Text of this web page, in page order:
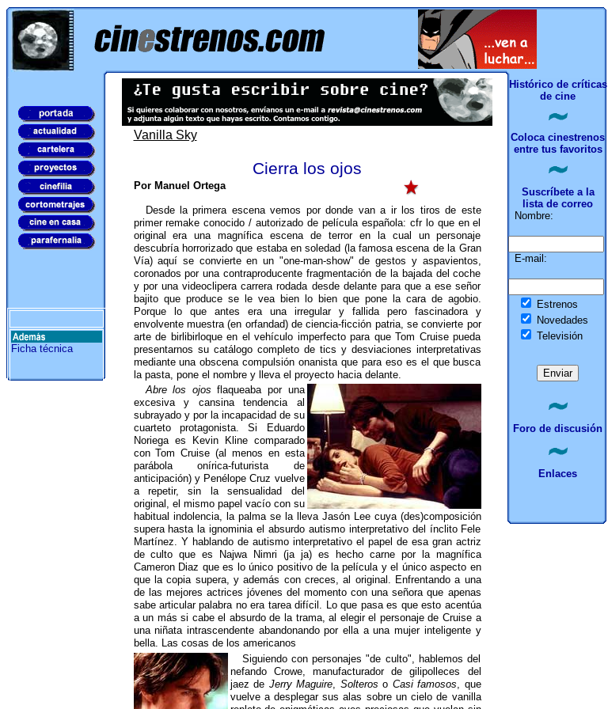
Ficha técnica
Vanilla Sky
Cierra los ojos
Por Manuel Ortega
Desde la primera escena vemos por donde van a ir los tiros de este
primer remake conocido / autorizado de película española: cfr lo que en el
original era una magnífica escena de terror en la cual un personaje
descubría horrorizado que estaba en soledad (la famosa escena de la Gran
Vía) aquí se convierte en un "one-man-show" de gestos y aspavientos,
coronados por una contraproducente fragmentación de la bajada del coche
y por una videoclipera carrera rodada desde delante para que a ese señor
bajito que produce se le vea bien lo bien que pone la cara de agobio.
Porque lo que antes era una irregular y fallida pero fascinadora y
envolvente muestra (en orfandad) de ciencia-ficción patria, se convierte por
arte de birlibirloque en el vehículo imperfecto para que Tom Cruise pueda
presentarnos su catálogo completo de tics y desviaciones interpretativas
mediante una obscena compulsión onanista que para eso es el que busca
la pasta, pone el nombre y lleva el proyecto hacia delante.
Abre los ojos flaqueaba por una
excesiva y cansina tendencia al
subrayado y por la incapacidad de su
cuarteto protagonista. Si Eduardo
Noriega es Kevin Kline comparado
con Tom Cruise (al menos en esta
parábola onírica-futurista de
anticipación) y Penélope Cruz vuelve
a repetir, sin la sensualidad del
original, el mismo papel vacío con su
habitual indolencia, la palma se la lleva Jasón Lee cuya (des)composición
supera hasta la ignominia el absurdo autismo interpretativo del ínclito Fele
Martínez. Y hablando de autismo interpretativo el papel de esa gran actriz
de culto que es Najwa Nimri (ja ja) es hecho carne por la magnífica
Cameron Diaz que es lo único positivo de la película y el único aspecto en
que la copia supera, y además con creces, al original. Enfrentando a una
de las mejores actrices jóvenes del momento con una señora que apenas
sabe articular palabra no era tarea difícil. Lo que pasa es que esto acentúa
a un más si cabe el absurdo de la trama, al elegir el personaje de Cruise a
una niñata intrascendente abandonando por ella a una mujer inteligente y
bella. Las cosas de los americanos
Siguiendo con personajes "de culto", hablemos del
nefando Crowe, manufacturador de gilipolleces del
jaez de Jerry Maguire Solteros o Casi famosos , que
vuelve a desplegar sus alas sobre un cielo de vanilla
Histórico de críticas
de cine
Coloca cinestrenos
entre tus favoritos
Suscríbete a la
lista de correo
Nombre:
E-mail:
Estrenos
Novedades
Televisión
Foro de discusión
Enlaces